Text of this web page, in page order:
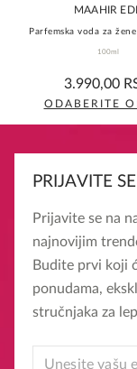
MAAHIR
Parfemska voda za
100ml
0,0
3.990,00
ODABERITE
Ovaj
više
biti
PRIJAVITE
Prijavite se na
najnovijim
Budite prvi koji
ponudama,
stručnjaka za
EMAIL